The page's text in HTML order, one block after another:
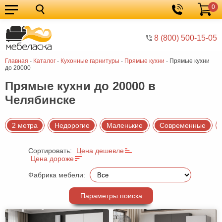
8 (800) 500-15-05
Корзина
0
Главная - Каталог - Кухонные гарнитуры - Прямые кухни - Прямые кухни
до 20000
Кухонные
гарнитуры
Мебель
для
кухни
Мебель
для
спальни
Кровати
Шкафы
Диваны
Мягкая
мебель
Детская
мебель
Мебель
Прямые кухни до 20000 в
Челябинске
2 метра Недорогие Маленькие Современные
Сортировать:
Цена дешевле
Цена дороже
Фабрика мебели:
Параметры поиска